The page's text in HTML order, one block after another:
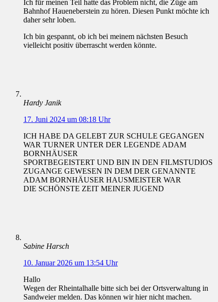
Ich für meinen Teil hatte das Problem nicht, die Züge am
Bahnhof Haueneberstein zu hören. Diesen Punkt möchte ich
daher sehr loben.
Ich bin gespannt, ob ich bei meinem nächsten Besuch
vielleicht positiv überrascht werden könnte.
Hardy Janik
17. Juni 2024 um 08:18 Uhr
ICH HABE DA GELEBT ZUR SCHULE GEGANGEN
WAR TURNER UNTER DER LEGENDE ADAM
BORNHÄUSER
SPORTBEGEISTERT UND BIN IN DEN FILMSTUDIOS
ZUGANGE GEWESEN IN DEM DER GENANNTE
ADAM BORNHÄUSER HAUSMEISTER WAR
DIE SCHÖNSTE ZEIT MEINER JUGEND
Sabine Harsch
10. Januar 2026 um 13:54 Uhr
Hallo
Wegen der Rheintalhalle bitte sich bei der Ortsverwaltung in
Sandweier melden. Das können wir hier nicht machen.